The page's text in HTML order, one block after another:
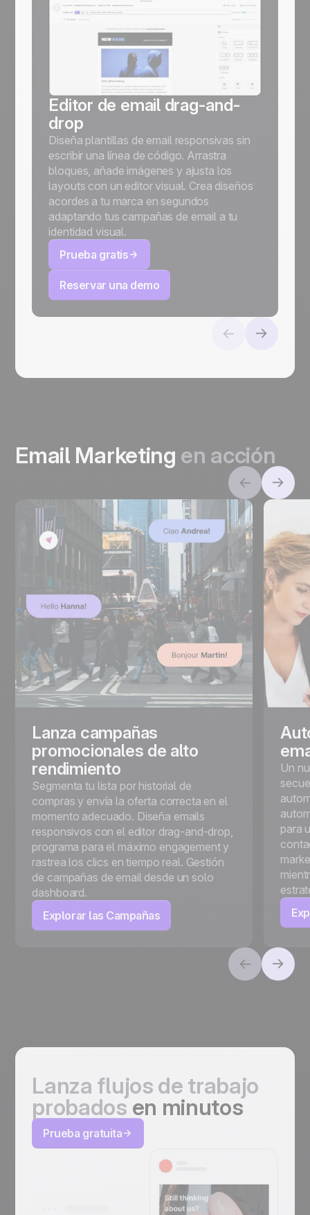
Editor de email drag-and-
drop
Diseña plantillas de email responsivas sin
escribir una línea de código. Arrastra
bloques, añade imágenes y ajusta los
layouts con un editor visual. Crea diseños
acordes a tu marca en segundos
adaptando tus campañas de email a tu
identidad visual.
Prueba gratis
Reservar una demo
Email Marketing en acción
Lanza campañas
promocionales de alto
rendimiento
Segmenta tu lista por historial de
compras y envía la oferta correcta en el
momento adecuado. Diseña emails
responsivos con el editor drag-and-drop,
programa para el máximo engagement y
rastrea los clics en tiempo real. Gestión
de campañas de email desde un solo
dashboard.
Explorar las Campañas
Un
para
Lanza flujos de trabajo
probados en minutos
Prueba gratuita